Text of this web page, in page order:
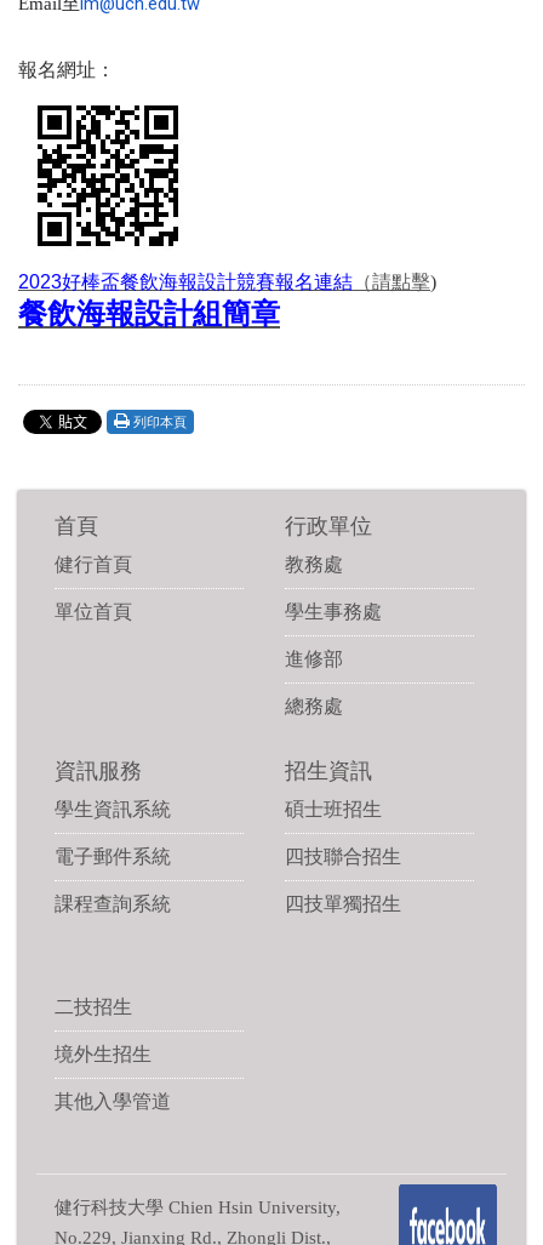
報名網址：
2023好棒盃餐飲海報設計競賽報名連結 （請點擊)
餐飲海報設計組簡章
列印本頁
首頁
健行首頁
單位首頁
行政單位
教務處
學生事務處
進修部
總務處
資訊服務
學生資訊系統
電子郵件系統
課程查詢系統
招生資訊
碩士班招生
四技聯合招生
四技單獨招生
二技招生
境外生招生
其他入學管道
健行科技大學 Chien Hsin University,
No.229, Jianxing Rd., Zhongli Dist.,